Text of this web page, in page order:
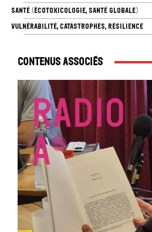
SANTÉ (ÉCOTOXICOLOGIE, SANTÉ GLOBALE)
VULNÉRABILITÉ, CATASTROPHES, RÉSILIENCE
Contenus associés